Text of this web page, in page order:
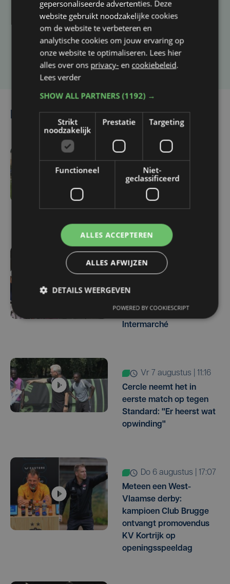
Heb je een taal- of schrijffout opgemerkt in dit
artikel?
Laat het ons weten
Lees ook
vr 7 augustus | 16:12
Zulte Waregem start
tegen Racing Genk:
"Waarom zou ik onze
vr 7 augustus | 16:10
West-Vlamingen Victor
Vaneeckhoutte en Milan
profpeloton bij Lotto-
Intermarché
vr 7 augustus | 11:16
Cercle neemt het in
eerste match op tegen
Standard: "Er heerst wat
opwinding"
do 6 augustus | 17:07
Meteen een West-
Vlaamse derby:
kampioen Club Brugge
ontvangt promovendus
KV Kortrijk op
openingsspeeldag
gepersonaliseerde advertenties. Deze
website gebruikt noodzakelijke cookies
om de website te verbeteren en
analytische cookies om jouw ervaring op
onze website te optimaliseren. Lees hier
alles over ons privacy- en cookiebeleid.
Lees verder
SHOW ALL PARTNERS(1192) →
Strikt
noodzakelijk
Prestatie Targeting
Functioneel
Niet-
geclassificeerd
ALLES ACCEPTEREN
ALLES AFWIJZEN
DETAILS WEERGEVEN
POWERED BY COOKIESCRIPT